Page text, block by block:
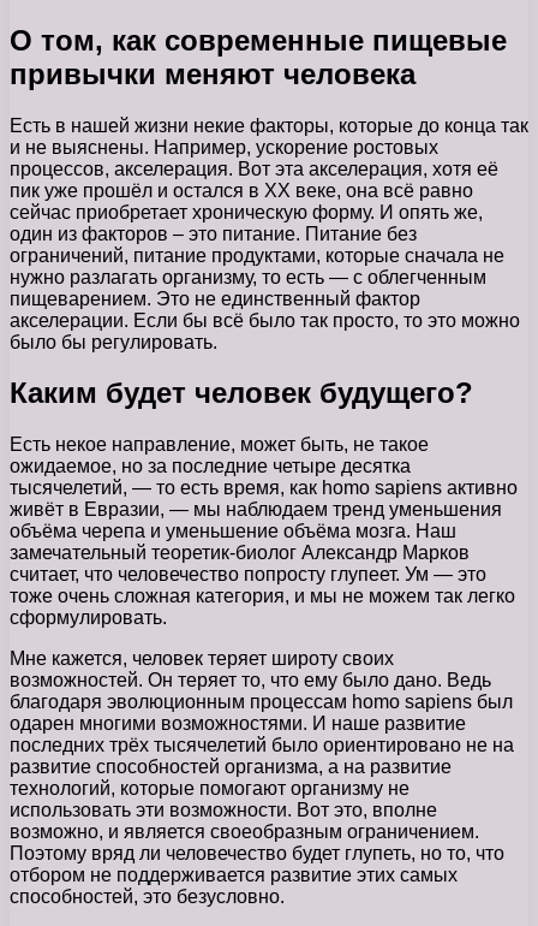
О том, как современные пищевые
привычки меняют человека
Есть в нашей жизни некие факторы, которые до конца так
и не выяснены. Например, ускорение ростовых
процессов, акселерация. Вот эта акселерация, хотя её
пик уже прошёл и остался в ХХ веке, она всё равно
сейчас приобретает хроническую форму. И опять же,
один из факторов – это питание. Питание без
ограничений, питание продуктами, которые сначала не
нужно разлагать организму, то есть — с облегченным
пищеварением. Это не единственный фактор
акселерации. Если бы всё было так просто, то это можно
было бы регулировать.
Каким будет человек будущего?
Есть некое направление, может быть, не такое
ожидаемое, но за последние четыре десятка
тысячелетий, — то есть время, как homo sapiens активно
живёт в Евразии, — мы наблюдаем тренд уменьшения
объёма черепа и уменьшение объёма мозга. Наш
замечательный теоретик-биолог Александр Марков
считает, что человечество попросту глупеет. Ум — это
тоже очень сложная категория, и мы не можем так легко
сформулировать.
Мне кажется, человек теряет широту своих
возможностей. Он теряет то, что ему было дано. Ведь
благодаря эволюционным процессам homo sapiens был
одарен многими возможностями. И наше развитие
последних трёх тысячелетий было ориентировано не на
развитие способностей организма, а на развитие
технологий, которые помогают организму не
использовать эти возможности. Вот это, вполне
возможно, и является своеобразным ограничением.
Поэтому вряд ли человечество будет глупеть, но то, что
отбором не поддерживается развитие этих самых
способностей, это безусловно.